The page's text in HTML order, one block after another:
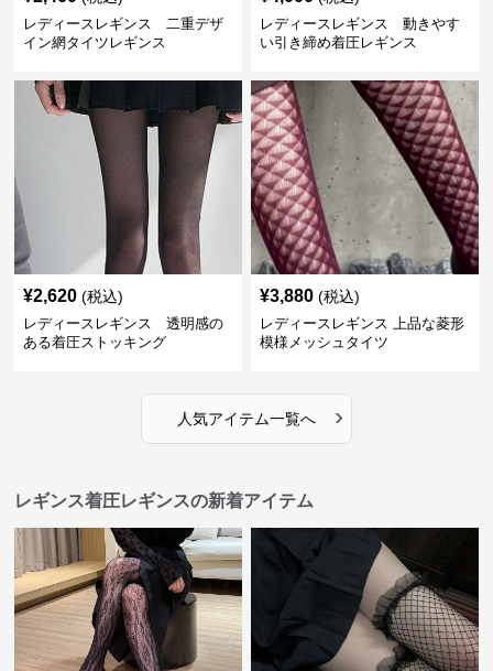
レディースレギンス 二重デザ
イン網タイツレギンス
レディースレギンス 動きやす
い引き締め着圧レギンス
¥2,620 (税込)
レディースレギンス 透明感の
ある着圧ストッキング
¥3,880 (税込)
レディースレギンス 上品な菱形
模様メッシュタイツ
人気アイテム一覧へ ›
レギンス着圧レギンスの新着アイテム